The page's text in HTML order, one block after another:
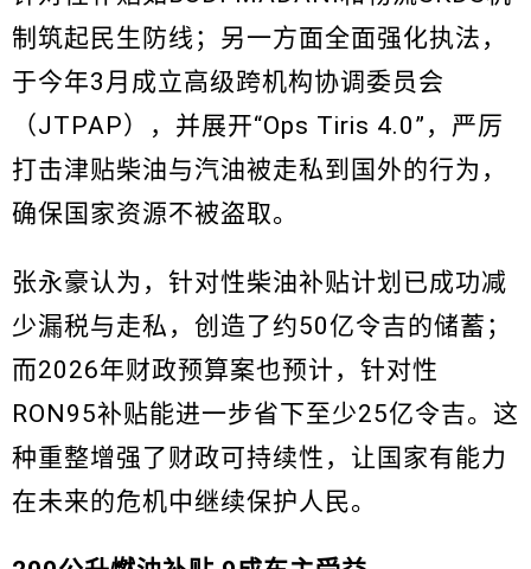
制筑起民生防线；另一方面全面强化执法，
于今年3月成立高级跨机构协调委员会
（JTPAP），并展开“Ops Tiris 4.0”，严厉
打击津贴柴油与汽油被走私到国外的行为，
确保国家资源不被盗取。
张永豪认为，针对性柴油补贴计划已成功减
少漏税与走私，创造了约50亿令吉的储蓄；
而2026年财政预算案也预计，针对性
RON95补贴能进一步省下至少25亿令吉。这
种重整增强了财政可持续性，让国家有能力
在未来的危机中继续保护人民。